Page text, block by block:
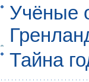
Учёные
Тайна